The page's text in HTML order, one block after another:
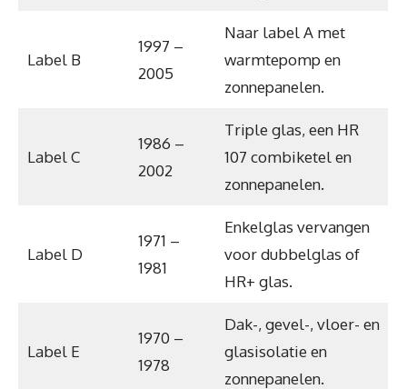
Label B
1997 –
2005
Naar label A met
warmtepomp en
zonnepanelen.
Label C
1986 –
2002
Triple glas, een HR
107 combiketel en
zonnepanelen.
Label D
1971 –
1981
Enkelglas vervangen
voor dubbelglas of
HR+ glas.
Label E
1970 –
1978
Dak-, gevel-, vloer- en
glasisolatie en
zonnepanelen.